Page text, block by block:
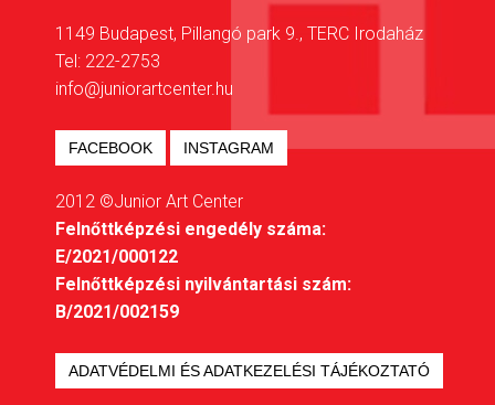
1149 Budapest, Pillangó park 9., TERC Irodaház
Tel: 222-2753
info@juniorartcenter.hu
FACEBOOK INSTAGRAM
2012 ©Junior Art Center
Felnőttképzési engedély száma:
E/2021/000122
Felnőttképzési nyilvántartási szám:
B/2021/002159
ADATVÉDELMI ÉS ADATKEZELÉSI TÁJÉKOZTATÓ